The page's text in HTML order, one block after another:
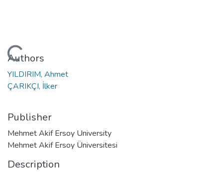
Loading...
Authors
YILDIRIM, Ahmet
ÇARIKÇI, İlker
Publisher
Mehmet Akif Ersoy University
Mehmet Akif Ersoy Üniversitesi
Description